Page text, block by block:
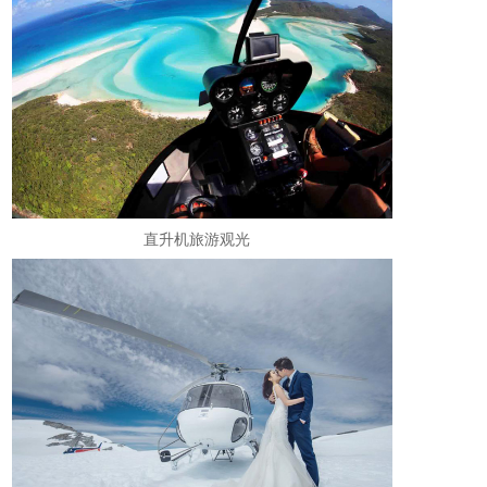
直升机旅游观光